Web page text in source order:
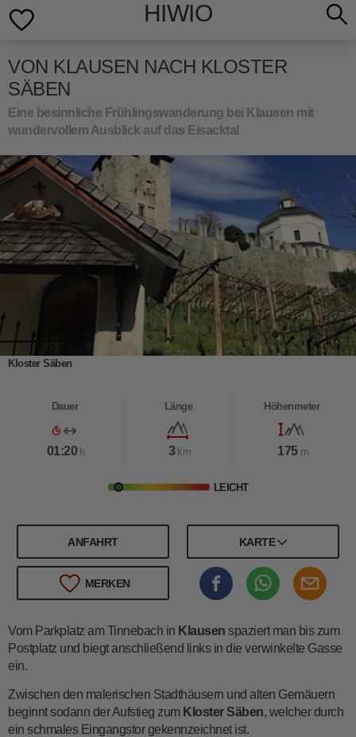
HIWIO
VON KLAUSEN NACH KLOSTER
SÄBEN
Eine besinnliche Frühlingswanderung bei Klausen mit
wundervollem Ausblick auf das Eisacktal
Kloster Säben
Dauer
01:20 h
Länge
3 km
Höhenmeter
175 m
LEICHT
ANFAHRT KARTE
MERKEN
Vom Parkplatz am Tinnebach in Klausen spaziert man bis zum
Postplatz und biegt anschließend links in die verwinkelte Gasse
ein.
Zwischen den malerischen Stadthäusern und alten Gemäuern
beginnt sodann der Aufstieg zum Kloster Säben, welcher durch
ein schmales Eingangstor gekennzeichnet ist.